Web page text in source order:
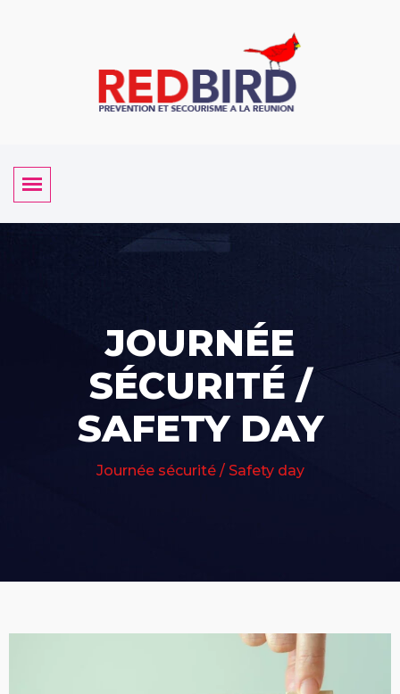
JOURNÉE
SÉCURITÉ /
SAFETY DAY
Journée sécurité / Safety day